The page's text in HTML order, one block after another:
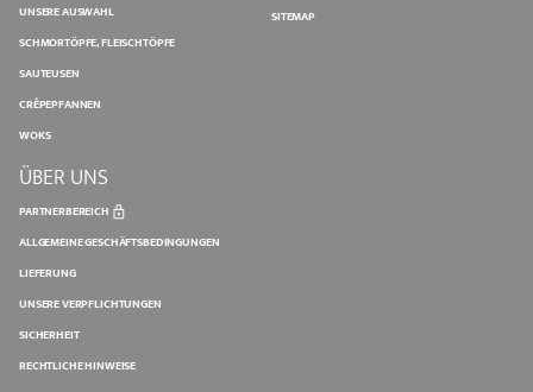
UNSERE AUSWAHL
SCHMORTÖPFE, FLEISCHTÖPFE
SAUTEUSEN
CRÊPEPFANNEN
WOKS
SITEMAP
ÜBER UNS
PARTNERBEREICH
ALLGEMEINE GESCHÄFTSBEDINGUNGEN
LIEFERUNG
UNSERE VERPFLICHTUNGEN
SICHERHEIT
RECHTLICHE HINWEISE